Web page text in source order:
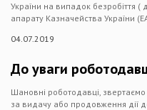
України на випадок безробіття
апарату Казначейства України
04.07.2019
До уваги
Шановні роботодавці,
за видачу або продовження дії